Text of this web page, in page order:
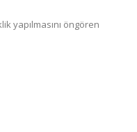
yapılmasını öngören